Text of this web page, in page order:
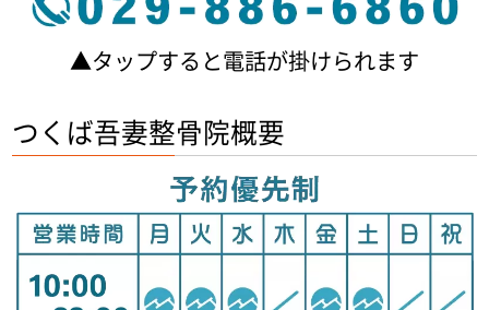
▲タップすると電話が掛けられます
つくば吾妻整骨院概要